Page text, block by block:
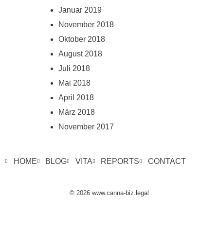
Januar 2019
November 2018
Oktober 2018
August 2018
Juli 2018
Mai 2018
April 2018
März 2018
November 2017
HOME BLOG VITA REPORTS CONTACT
© 2026 www.canna-biz.legal